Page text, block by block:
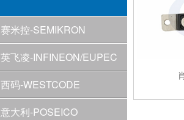
赛米控-SEMIKRON
英飞凌-INFINEON/EUPEC
西码-WESTCODE
意大利-POSEICO